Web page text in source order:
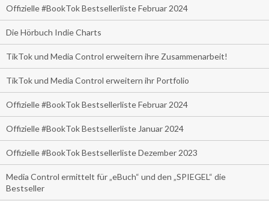
Offizielle #BookTok Bestsellerliste Februar 2024
Die Hörbuch Indie Charts
TikTok und Media Control erweitern ihre Zusammenarbeit!
TikTok und Media Control erweitern ihr Portfolio
Offizielle #BookTok Bestsellerliste Februar 2024
Offizielle #BookTok Bestsellerliste Januar 2024
Offizielle #BookTok Bestsellerliste Dezember 2023
Media Control ermittelt für „eBuch“ und den „SPIEGEL“ die
Bestseller